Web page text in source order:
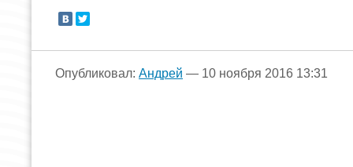
Опубликовал: Андрей — 10 ноября 2016 13:31